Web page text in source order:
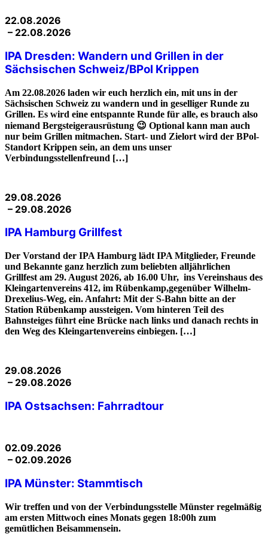
22.08.2026
– 22.08.2026
IPA Dresden: Wandern und Grillen in der
Sächsischen Schweiz/BPol Krippen
Am 22.08.2026 laden wir euch herzlich ein, mit uns in der
Sächsischen Schweiz zu wandern und in geselliger Runde zu
Grillen. Es wird eine entspannte Runde für alle, es brauch also
niemand Bergsteigerausrüstung 😉 Optional kann man auch
nur beim Grillen mitmachen. Start- und Zielort wird der BPol-
Standort Krippen sein, an dem uns unser
Verbindungsstellenfreund […]
29.08.2026
– 29.08.2026
IPA Hamburg Grillfest
Der Vorstand der IPA Hamburg lädt IPA Mitglieder, Freunde
und Bekannte ganz herzlich zum beliebten alljährlichen
Grillfest am 29. August 2026, ab 16.00 Uhr, ins Vereinshaus des
Kleingartenvereins 412, im Rübenkamp,gegenüber Wilhelm-
Drexelius-Weg, ein. Anfahrt: Mit der S-Bahn bitte an der
Station Rübenkamp aussteigen. Vom hinteren Teil des
Bahnsteiges führt eine Brücke nach links und danach rechts in
den Weg des Kleingartenvereins einbiegen. […]
29.08.2026
– 29.08.2026
IPA Ostsachsen: Fahrradtour
02.09.2026
– 02.09.2026
IPA Münster: Stammtisch
Wir treffen und von der Verbindungsstelle Münster regelmäßig
am ersten Mittwoch eines Monats gegen 18:00h zum
gemütlichen Beisammensein.